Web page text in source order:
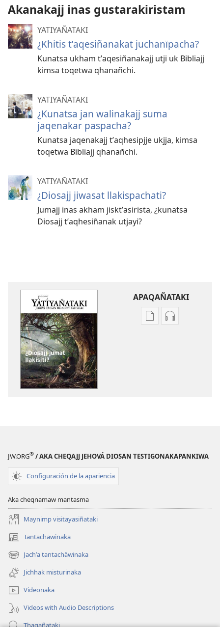
Akanakajj inas gustarakiristam
YATIYAÑATAKI
¿Khitis tʼaqesiñanakat juchanïpacha?
Kunatsa ukham tʼaqesiñanakajj utji uk Bibliajj
kimsa toqetwa qhanañchi.
YATIYAÑATAKI
¿Kunatsa jan walinakajj suma
jaqenakar paspacha?
Kunatsa jaqenakajj tʼaqhesipjje ukjja, kimsa
toqetwa Bibliajj qhanañchi.
YATIYAÑATAKI
¿Diosajj jiwasat llakispachati?
Jumajj inas akham jisktʼasirista, ¿kunatsa
Diosajj tʼaqhesiñanak utjayi?
APAQAÑATAKI
Aka
Aka
JW.ORG® / AKA CHEQAJJ JEHOVÁ DIOSAN TESTIGONAKAPANKIWA
Configuración de la apariencia
Aka cheqnamaw mantasma
Maynimp visitayasiñataki
Tantachäwinaka
(opens
new
window)
Jachʼa tantachäwinaka
(opens
new
window)
Jichhak misturinaka
Videonaka
Videos with Audio Descriptions
Thaqañataki